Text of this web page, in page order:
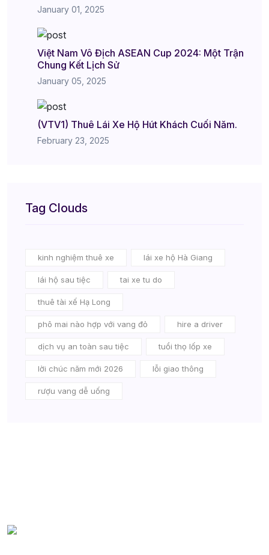
January 01, 2025
Việt Nam Vô Địch ASEAN Cup 2024: Một Trận
Chung Kết Lịch Sử
January 05, 2025
(VTV1) Thuê Lái Xe Hộ Hút Khách Cuối Năm.
February 23, 2025
Tag Clouds
kinh nghiệm thuê xe lái xe hộ Hà Giang
lái hộ sau tiệc tai xe tu do
thuê tài xế Hạ Long
phô mai nào hợp với vang đỏ hire a driver
dịch vụ an toàn sau tiệc tuổi thọ lốp xe
lời chúc năm mới 2026 lỗi giao thông
rượu vang dễ uống